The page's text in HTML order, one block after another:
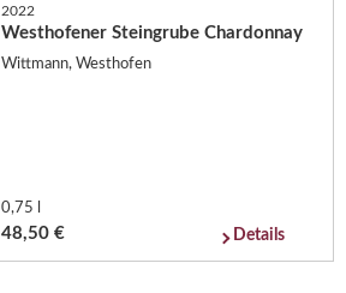
2022
Westhofener Steingrube Chardonnay
Wittmann, Westhofen
0,75 l
48,50 € Details